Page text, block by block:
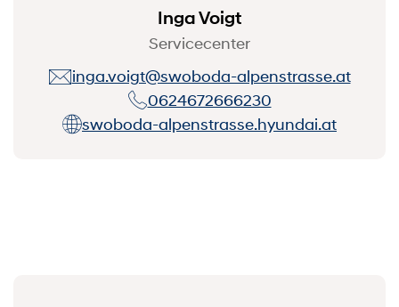
Inga Voigt
Servicecenter
inga.voigt@swoboda-alpenstrasse.at
0624672666230
swoboda-alpenstrasse.hyundai.at